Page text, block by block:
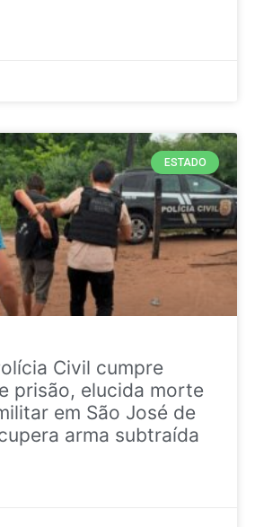
ESTADO
Civil cumpre
prisão, elucida morte
em São José de
arma subtraída